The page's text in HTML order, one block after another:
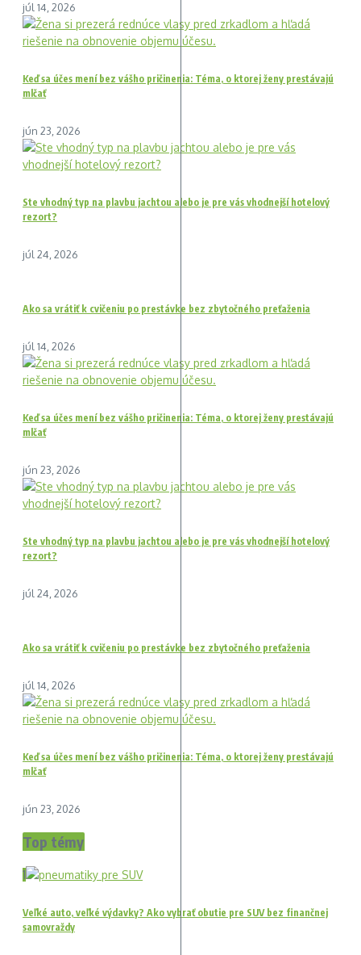
júl 14, 2026
Keď sa účes mení bez vášho pričinenia: Téma, o ktorej ženy prestávajú
mlčať
jún 23, 2026
Ste vhodný typ na plavbu jachtou alebo je pre vás vhodnejší hotelový
rezort?
júl 24, 2026
Ako sa vrátiť k cvičeniu po prestávke bez zbytočného preťaženia
júl 14, 2026
Keď sa účes mení bez vášho pričinenia: Téma, o ktorej ženy prestávajú
mlčať
jún 23, 2026
Ste vhodný typ na plavbu jachtou alebo je pre vás vhodnejší hotelový
rezort?
júl 24, 2026
Ako sa vrátiť k cvičeniu po prestávke bez zbytočného preťaženia
júl 14, 2026
Keď sa účes mení bez vášho pričinenia: Téma, o ktorej ženy prestávajú
mlčať
jún 23, 2026
Top témy
1
Veľké auto, veľké výdavky? Ako vybrať obutie pre SUV bez finančnej
samovraždy